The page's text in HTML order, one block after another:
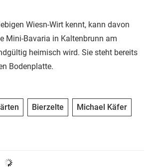
Wiesn-Wirt kennt, kann davon
Mini-Bavaria in Kaltenbrunn am
heimisch wird. Sie steht bereits
Bodenplatte.
Bierzelte Michael Käfer